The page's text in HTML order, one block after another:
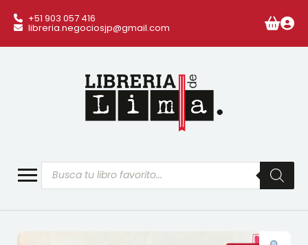
+51 903 057 416
libreria.negociosjp@gmail.com
Búsqueda
de
productos